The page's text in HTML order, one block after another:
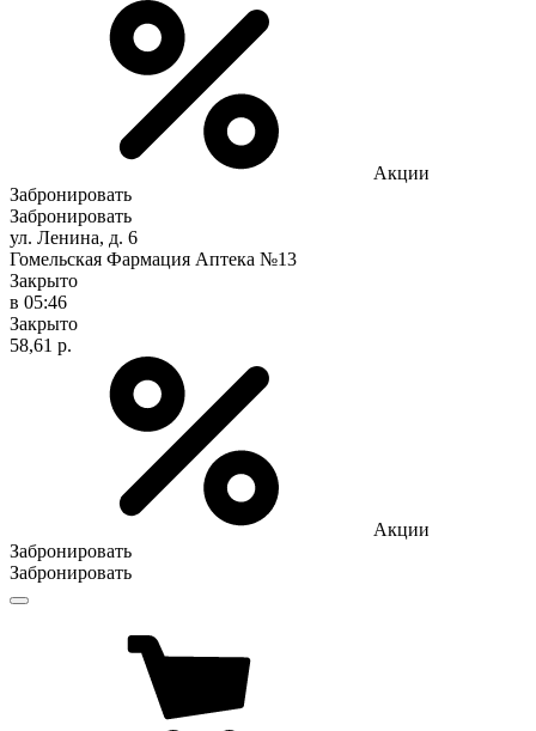
Акции
Забронировать
Забронировать
ул. Ленина, д. 6
Гомельская Фармация Аптека №13
Закрыто
в 05:46
Закрыто
58,61 р.
Акции
Забронировать
Забронировать